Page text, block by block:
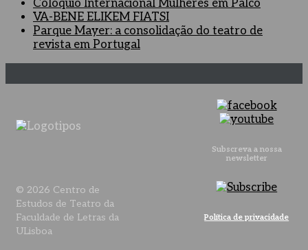
Colóquio Internacional Mulheres em Palco
VA-BENE ELIKEM FIATSI
Parque Mayer: a consolidação do teatro de
revista em Portugal
© 2026 Centro de
Estudos de Teatro da
Faculdade de Letras da
ULisboa
Subscreva a nossa
newsletter
Política de privacidade